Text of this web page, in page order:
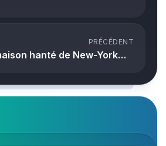
PRÉCÉDENT
hanté de New-York…